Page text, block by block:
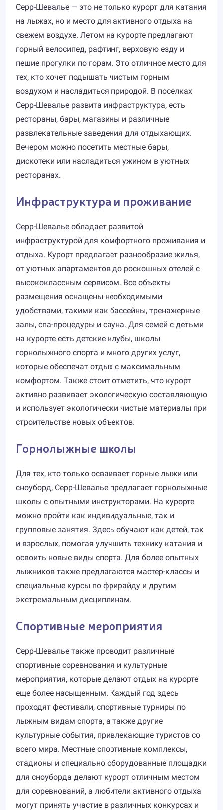
Серр-Шевалье — это не только курорт для катания
на лыжах, но и место для активного отдыха на
свежем воздухе. Летом на курорте предлагают
горный велосипед, рафтинг, верховую езду и
пешие прогулки по горам. Это отличное место для
тех, кто хочет подышать чистым горным
воздухом и насладиться природой. В поселках
Серр-Шевалье развита инфраструктура, есть
рестораны, бары, магазины и различные
развлекательные заведения для отдыхающих.
Вечером можно посетить местные бары,
дискотеки или насладиться ужином в уютных
ресторанах.
Инфраструктура и проживание
Серр-Шевалье обладает развитой
инфраструктурой для комфортного проживания и
отдыха. Курорт предлагает разнообразие жилья,
от уютных апартаментов до роскошных отелей с
высококлассным сервисом. Все объекты
размещения оснащены необходимыми
удобствами, такими как бассейны, тренажерные
залы, спа-процедуры и сауна. Для семей с детьми
на курорте есть детские клубы, школы
горнолыжного спорта и много других услуг,
которые обеспечат отдых с максимальным
комфортом. Также стоит отметить, что курорт
активно развивает экологическую составляющую
и использует экологически чистые материалы при
строительстве новых объектов.
Горнолыжные школы
Для тех, кто только осваивает горные лыжи или
сноуборд, Серр-Шевалье предлагает горнолыжные
школы с опытными инструкторами. На курорте
можно пройти как индивидуальные, так и
групповые занятия. Здесь обучают как детей, так
и взрослых, помогая улучшить технику катания и
освоить новые виды спорта. Для более опытных
лыжников также предлагаются мастер-классы и
специальные курсы по фрирайду и другим
экстремальным дисциплинам.
Спортивные мероприятия
Серр-Шевалье также проводит различные
спортивные соревнования и культурные
мероприятия, которые делают отдых на курорте
еще более насыщенным. Каждый год здесь
проходят фестивали, спортивные турниры по
лыжным видам спорта, а также другие
культурные события, привлекающие туристов со
всего мира. Местные спортивные комплексы,
стадионы и специально оборудованные площадки
для сноуборда делают курорт отличным местом
для соревнований, а любители активного отдыха
могут принять участие в различных конкурсах и